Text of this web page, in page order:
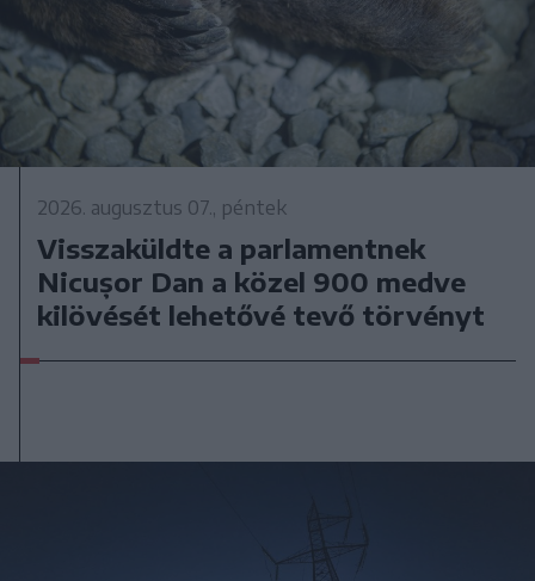
2026. augusztus 07., péntek
Visszaküldte a parlamentnek
Nicușor Dan a közel 900 medve
kilövését lehetővé tevő törvényt